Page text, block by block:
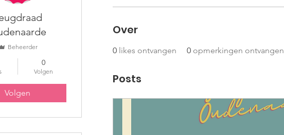
Over
0 likes ontvangen 0 opmerkingen ontvangen
Posts
Beheerder
0
Volgen
Volgen